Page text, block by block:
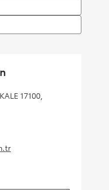
17100,
tab)